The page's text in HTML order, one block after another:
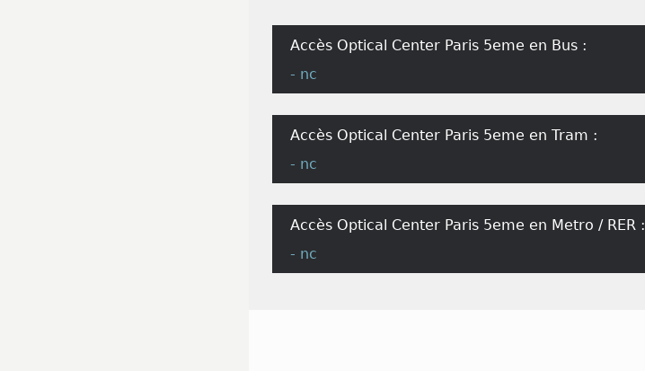
Accès Optical Center Paris 5eme en Bus :
- nc
Accès Optical Center Paris 5eme en Tram :
- nc
Accès Optical Center Paris 5eme en Metro / RER :
- nc